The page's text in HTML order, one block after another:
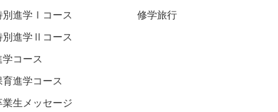
別進学Ⅰコース
別進学Ⅱコース
学コース
育進学コース
業生メッセージ
修学旅行